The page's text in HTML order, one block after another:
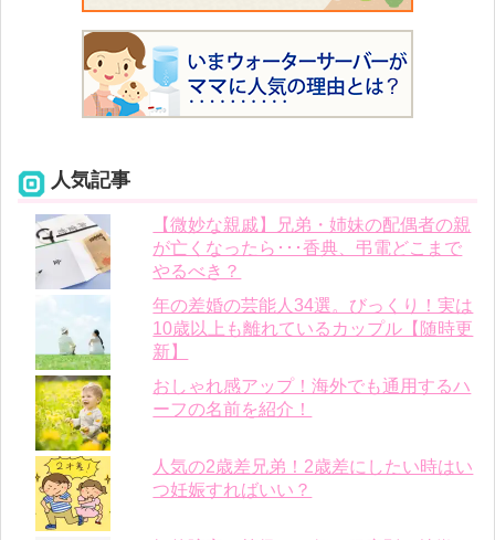
人気記事
【微妙な親戚】兄弟・姉妹の配偶者の親
が亡くなったら･･･香典、弔電どこまで
やるべき？
年の差婚の芸能人34選。びっくり！実は
10歳以上も離れているカップル【随時更
新】
おしゃれ感アップ！海外でも通用するハ
ーフの名前を紹介！
人気の2歳差兄弟！2歳差にしたい時はい
つ妊娠すればいい？